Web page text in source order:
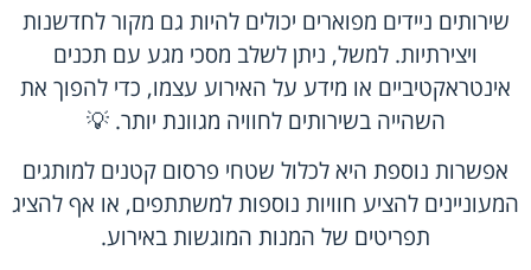
שירותים ניידים מפוארים יכולים להיות גם מקור לחדשנות
ויצירתיות. למשל, ניתן לשלב מסכי מגע עם תכנים
אינטראקטיביים או מידע על האירוע עצמו, כדי להפוך את
השהייה בשירותים לחוויה מגוונת יותר. 💡
אפשרות נוספת היא לכלול שטחי פרסום קטנים למותגים
המעוניינים להציע חוויות נוספות למשתתפים, או אף להציג
תפריטים של המנות המוגשות באירוע.